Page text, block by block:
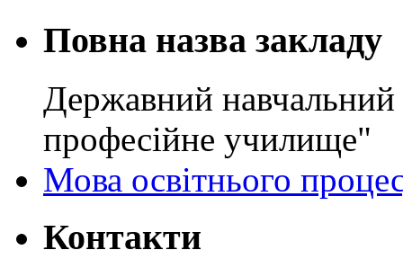
Повна назва закладу
Державний навчальний
професійне училище"
Мова освітнього
Контакти